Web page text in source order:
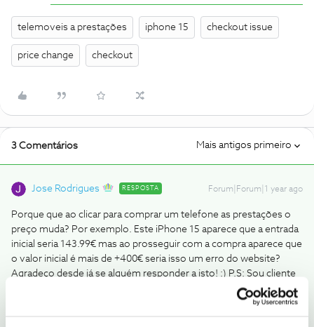
telemoveis a prestações iphone 15 checkout issue
price change checkout
3 Comentários Mais antigos primeiro
Jose Rodrigues RESPOSTA Forum|Forum|1 year ago
Porque que ao clicar para comprar um telefone as prestações o
preço muda? Por exemplo. Este iPhone 15 aparece que a entrada
inicial seria 143.99€ mas ao prosseguir com a compra aparece que
o valor inicial é mais de +400€ seria isso um erro do website?
Agradeço desde já se alguém responder a isto! :) P.S: Sou cliente